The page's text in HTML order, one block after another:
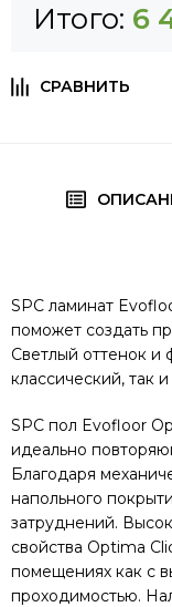
Итого: 6
SPC ламинат
поможет создать
Светлый оттенок и
классический, так
SPC пол Evofloor
идеально
Благодаря
напольного
затруднений.
свойства Optima
помещениях как с
проходимостью.